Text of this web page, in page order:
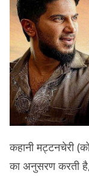
कहानी मट्टनचेरी
का अनुसरण करती